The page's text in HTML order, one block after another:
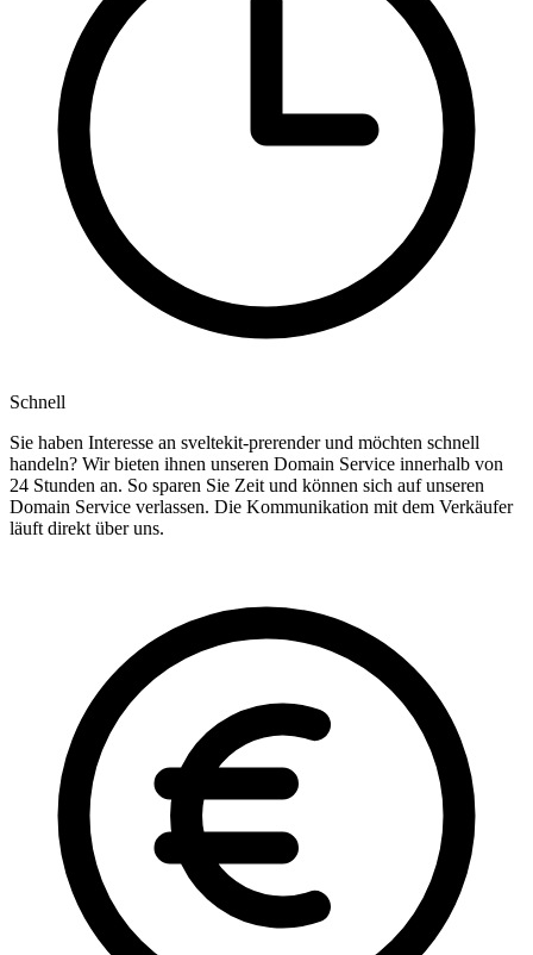
Schnell
Sie haben Interesse an sveltekit-prerender und möchten schnell
handeln? Wir bieten ihnen unseren Domain Service innerhalb von
24 Stunden an. So sparen Sie Zeit und können sich auf unseren
Domain Service verlassen. Die Kommunikation mit dem Verkäufer
läuft direkt über uns.